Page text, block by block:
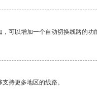
可以增加一个自动切换线路的
持更多地区的线路。